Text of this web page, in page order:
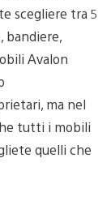
scegliere tra 5
bandiere,
Avalon
ma nel
tutti i mobili
quelli che